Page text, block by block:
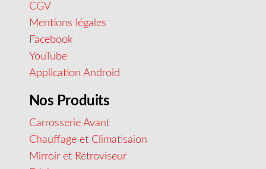
CGV
Mentions légales
Facebook
YouTube
Application Android
Nos Produits
Carrosserie Avant
Chauffage et Climatisaion
Mirroir et Rétroviseur